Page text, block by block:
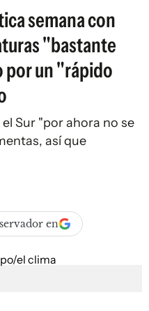
semana con
"bastante
un "rápido
Sur "por ahora no se
así que
en